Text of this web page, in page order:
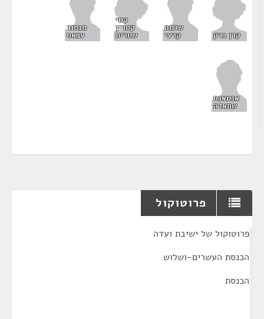
קרן ברק
שלמה
קרעי
קטי
קטרין
שטרית
מנסור
עבאס
אנטאנס
שחאדה
פרוטוקול
פרוטוקול של ישיבת ועדה
הכנסת העשרים-ושלוש
הכנסת